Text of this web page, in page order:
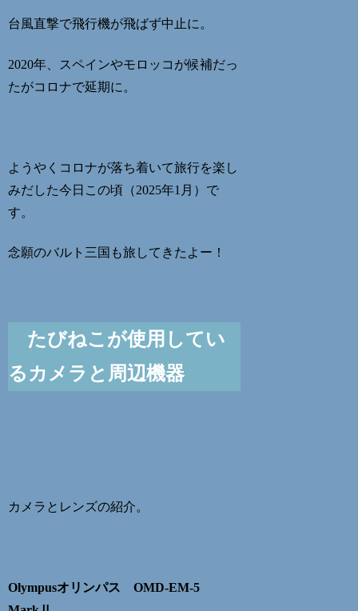
台風直撃で飛行機が飛ばず中止に。
2020年、スペインやモロッコが候補だっ
たがコロナで延期に。
ようやくコロナが落ち着いて旅行を楽し
みだした今日この頃（2025年1月）で
す。
念願のバルト三国も旅してきたよー！
たびねこが使用してい
るカメラと周辺機器
カメラとレンズの紹介。
Olympusオリンパス OMD-EM-5